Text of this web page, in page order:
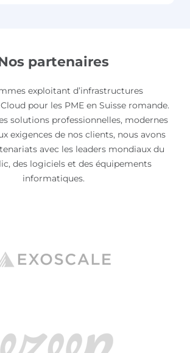
partenaires
exploitant d’infrastructures
pour les PME en Suisse romande.
solutions professionnelles, modernes
exigences de nos clients, nous avons
avec les leaders mondiaux du
des logiciels et des équipements
informatiques.